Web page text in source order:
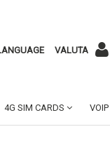
VALUTA
4G SIM CARDS VOIP